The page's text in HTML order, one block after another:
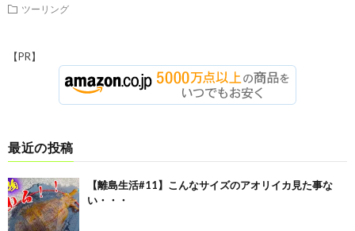
ツーリング
【PR】
最近の投稿
【離島生活#11】こんなサイズのアオリイカ見た事な
い・・・